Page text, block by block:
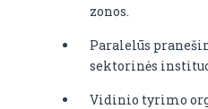
zonos.
Paralelūs
sektorinės
Vidinio tyrimo